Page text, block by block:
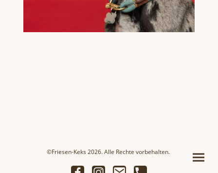
©Friesen-Keks 2026. Alle Rechte vorbehalten.